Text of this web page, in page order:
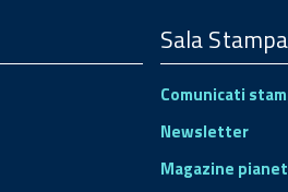
Sala Stampa
Comunicati
Newsletter
Magazine